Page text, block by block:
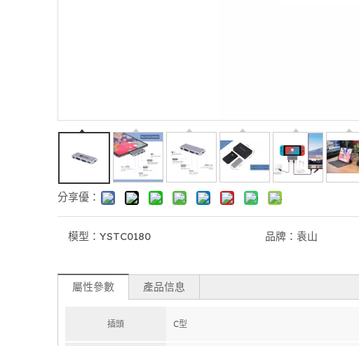
分享優：
模型： YSTC0180 品牌： 袁山
屬性參數 產品信息
插頭 C型